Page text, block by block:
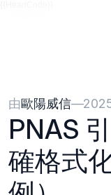
由歐陽威信—
PNAS
確格式